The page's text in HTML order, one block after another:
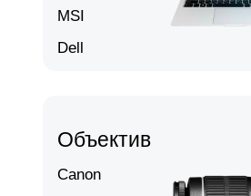
MSI
Dell
Объектив
Canon